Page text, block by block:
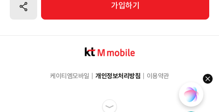
공유하기 가입하기
케이티엠모바일 개인정보처리방침 이용약관 help